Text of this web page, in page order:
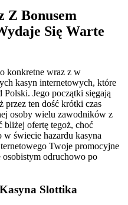
Z Bonusem
Się Warte
konkretne wraz z w
kasyn internetowych, które
Polski. Jego początki sięgają
przez ten dość krótki czas
osoby wielu zawodników z
bliżej ofertę tegoż, choć
w świecie hazardu kasyna
Twoje promocyjne
odruchowo po
Slottika